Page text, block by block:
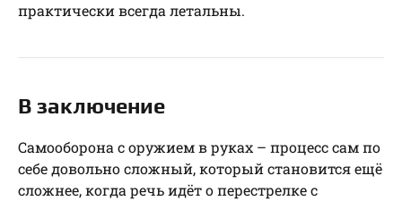
практически всегда летальны.
В заключение
Самооборона с оружием в руках – процесс сам по
себе довольно сложный, который становится ещё
сложнее, когда речь идёт о перестрелке с